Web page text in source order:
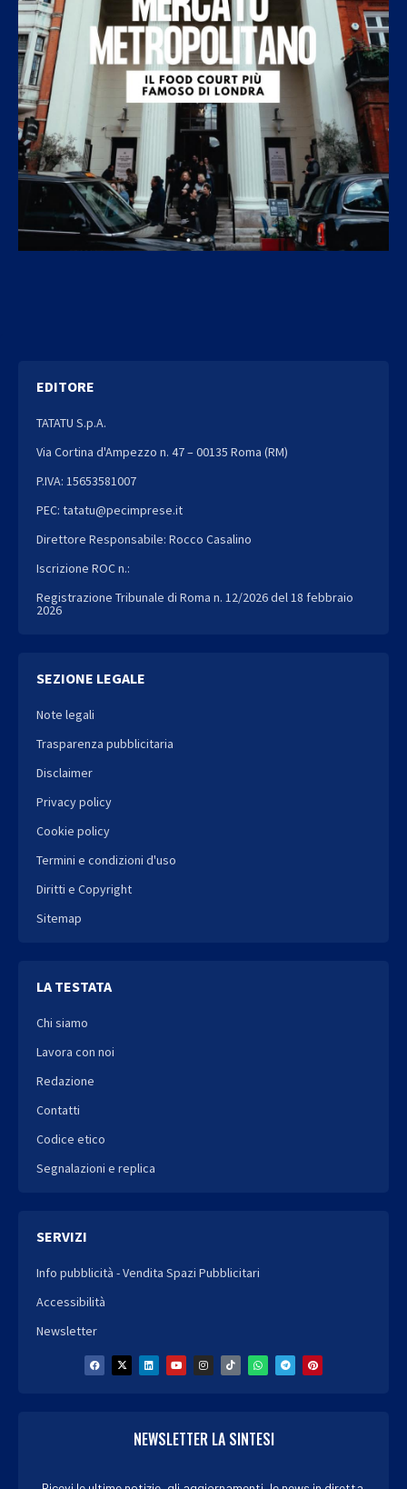
EDITORE
TATATU S.p.A.
Via Cortina d'Ampezzo n. 47 – 00135 Roma (RM)
P.IVA: 15653581007
PEC: tatatu@pecimprese.it
Direttore Responsabile: Rocco Casalino
Iscrizione ROC n.:
Registrazione Tribunale di Roma n. 12/2026 del 18 febbraio
2026
SEZIONE LEGALE
Note legali
Trasparenza pubblicitaria
Disclaimer
Privacy policy
Cookie policy
Termini e condizioni d'uso
Diritti e Copyright
Sitemap
LA TESTATA
Chi siamo
Lavora con noi
Redazione
Contatti
Codice etico
Segnalazioni e replica
SERVIZI
Info pubblicità - Vendita Spazi Pubblicitari
Accessibilità
Newsletter
NEWSLETTER LA SINTESI